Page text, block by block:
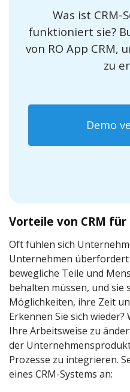
Was ist CRM-
funktioniert sie?
von RO App CRM,
zu
Demo
Vorteile von CRM
Oft fühlen sich
Unternehmen
bewegliche Teile und
behalten müssen, und sie
Möglichkeiten, ihre Zeit
Erkennen Sie sich
Ihre Arbeitsweise zu
der
Prozesse zu integrieren.
eines CRM-Systems an: